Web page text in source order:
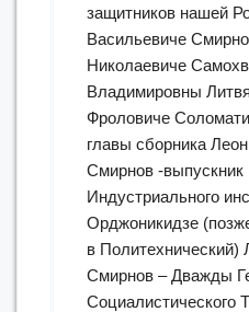
защитников нашей
Васильевиче
Николаевиче
Владимировны
Фроловиче
главы сборника
Смирнов -выпускник
Индустриального
Орджоникидзе
в Политехнический)
Смирнов – Дважды